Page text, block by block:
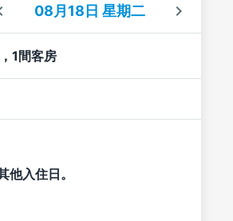
1間客房
他入住日。